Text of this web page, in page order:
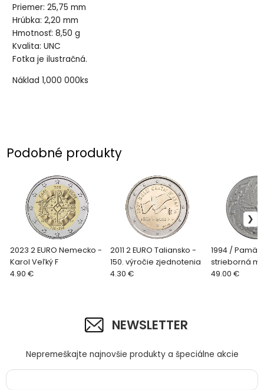
Priemer: 25,75 mm
Hrúbka: 2,20 mm
Hmotnosť: 8,50 g
Kvalita: UNC
Fotka je ilustračná.
Náklad 1,000 000ks
Podobné produkty
2023 2 EURO Nemecko -
Karol Veľký F
4.90 €
2011 2 EURO Taliansko -
150. výročie zjednotenia
4.30 €
1994 /
strieborná
kč Ochrana
49.00 €
NEWSLETTER
Nepremeškajte najnovšie produkty a špeciálne akcie